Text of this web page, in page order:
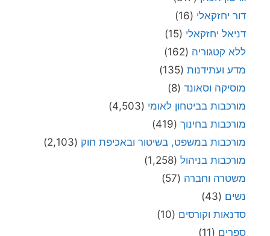
דור יחזקאלי (16)
דניאל יחזקאלי (15)
ללא קטגוריה (162)
מדע ועתידנות (135)
מוסיקה וסאונד (8)
מורכבות בביטחון לאומי (4,503)
מורכבות בחינוך (419)
מורכבות במשפט, בשיטור ובאכיפת חוק (2,103)
מורכבות בניהול (1,258)
משטרה וחברה (57)
נשים (43)
סדנאות וקורסים (10)
ספרים (11)